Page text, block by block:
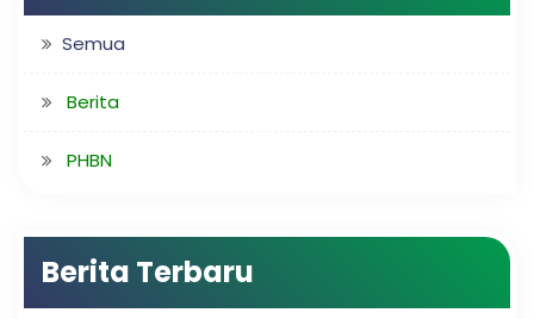
Semua
Berita
PHBN
Berita Terbaru